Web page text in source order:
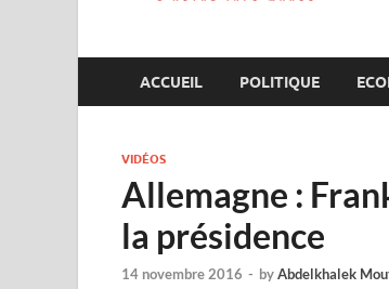
ACCUEIL POLITIQUE
VIDÉOS
Allemagne :
la présidence
14 novembre 2016 - byAbdelkhalek